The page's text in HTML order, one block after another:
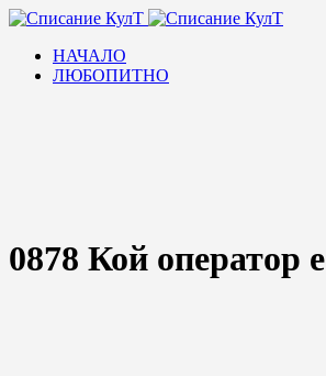
НАЧАЛО
ЛЮБОПИТНО
0878 Кой оператор е